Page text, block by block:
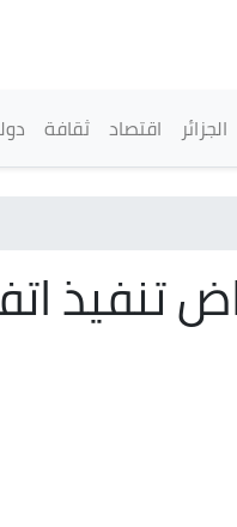
الرئيسيةالجزائر اقتصاد ثقافة
لفريق